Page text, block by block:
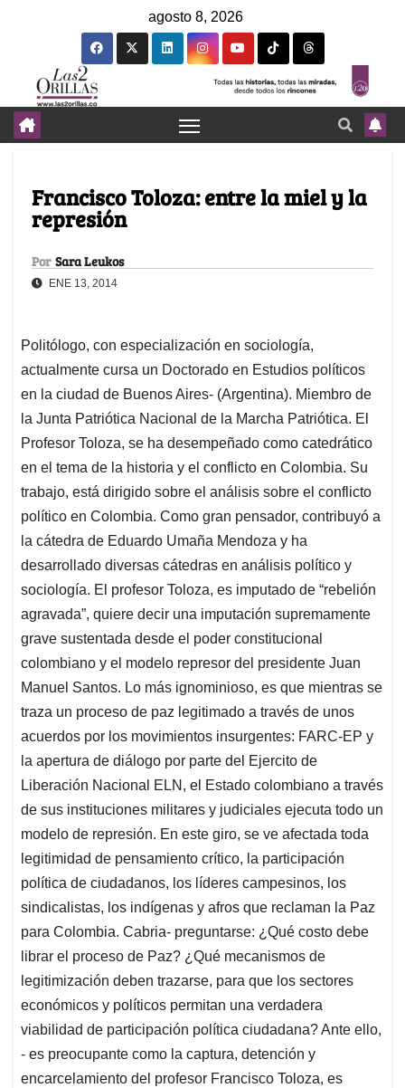
agosto 8, 2026
Francisco Toloza: entre la miel y la
represión
Por Sara Leukos
ENE 13, 2014
Politólogo, con especialización en sociología,
actualmente cursa un Doctorado en Estudios políticos
en la ciudad de Buenos Aires- (Argentina). Miembro de
la Junta Patriótica Nacional de la Marcha Patriótica. El
Profesor Toloza, se ha desempeñado como catedrático
en el tema de la historia y el conflicto en Colombia. Su
trabajo, está dirigido sobre el análisis sobre el conflicto
político en Colombia. Como gran pensador, contribuyó a
la cátedra de Eduardo Umaña Mendoza y ha
desarrollado diversas cátedras en análisis político y
sociología. El profesor Toloza, es imputado de “rebelión
agravada”, quiere decir una imputación supremamente
grave sustentada desde el poder constitucional
colombiano y el modelo represor del presidente Juan
Manuel Santos. Lo más ignominioso, es que mientras se
traza un proceso de paz legitimado a través de unos
acuerdos por los movimientos insurgentes: FARC-EP y
la apertura de diálogo por parte del Ejercito de
Liberación Nacional ELN, el Estado colombiano a través
de sus instituciones militares y judiciales ejecuta todo un
modelo de represión. En este giro, se ve afectada toda
legitimidad de pensamiento crítico, la participación
política de ciudadanos, los líderes campesinos, los
sindicalistas, los indígenas y afros que reclaman la Paz
para Colombia. Cabria- preguntarse: ¿Qué costo debe
librar el proceso de Paz? ¿Qué mecanismos de
legitimización deben trazarse, para que los sectores
económicos y políticos permitan una verdadera
viabilidad de participación política ciudadana? Ante ello,
- es preocupante como la captura, detención y
encarcelamiento del profesor Francisco Toloza, es